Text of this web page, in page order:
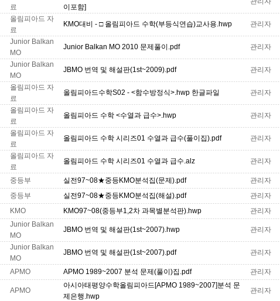
료
이포함]
올림피아드 자
료
KMO대비 - □ 올림피아드 수학(부등식연습)교사용.hwp 관리자
Junior Balkan
MO
Junior Balkan MO 2010 문제풀이.pdf 관리자
Junior Balkan
MO
JBMO 번역 및 해설판(1st~2009).pdf 관리자
올림피아드 자
료
올림피아드수학S02 - <함수방정식>.hwp 한글파일 관리자
올림피아드 자
료
올림피아드 수학 <수열과 급수>.hwp 관리자
올림피아드 자
료
올림피아드 수학 시리즈01 수열과 급수(풀이집).pdf 관리자
올림피아드 자
료
올림피아드 수학 시리즈01 수열과 급수.alz 관리자
중등부 실전97~08★중등KMO분석집(문제).pdf 관리자
중등부 실전97~08★중등KMO분석집(해설).pdf 관리자
KMO KMO97~08(중등부1,2차 과목별분석판).hwp 관리자
Junior Balkan
MO
JBMO 번역 및 해설판(1st~2007).hwp 관리자
Junior Balkan
MO
JBMO 번역 및 해설판(1st~2007).pdf 관리자
APMO APMO 1989~2007 분석 문제(풀이)집.pdf 관리자
APMO
아시아태평양수학올림피아드[APMO 1989~2007]분석 문
제은행.hwp
관리자